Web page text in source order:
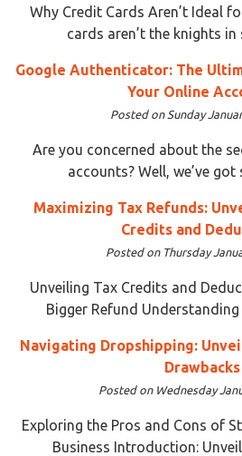
Why Credit Cards Aren’t Ideal
cards aren’t the knights in
Google Authenticator: The
Your Online
Posted on Sunday
Are you concerned about the
accounts? Well, we’ve got
Maximizing Tax Refunds:
Credits and
Posted on Thursday
Unveiling Tax Credits and
Bigger Refund
Navigating Dropshipping:
Drawbacks
Posted on Wednesday
Exploring the Pros and Cons of
Business Introduction: